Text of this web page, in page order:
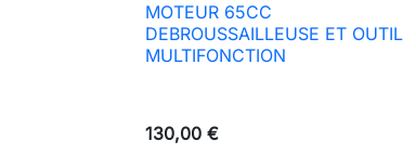
 Aperçu rapide
MOTEUR 65CC
DEBROUSSAILLEUSE ET OUTIL
MULTIFONCTION
130,00 €